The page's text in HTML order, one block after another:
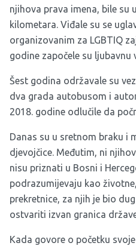
njihova prava imena, bile su
kilometara. Viđale su se
organizovanim za LGBTIQ
godine započele su ljubavnu
Šest godina održavale su
dva grada autobusom i
2018. godine odlučile da
Danas su u sretnom braku i
djevojčice. Međutim, ni
nisu priznati u Bosni i
podrazumijevaju kao
prekretnice, za njih je bio
ostvariti izvan granica
Kada govore o početku